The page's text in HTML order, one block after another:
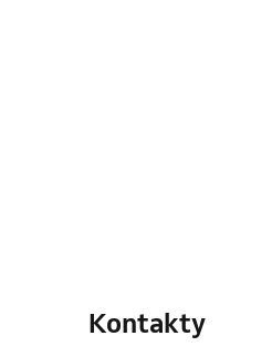
Kontakty